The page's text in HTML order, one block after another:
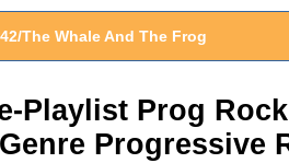
The Whale And The Frog
Playlist Prog
Progressive